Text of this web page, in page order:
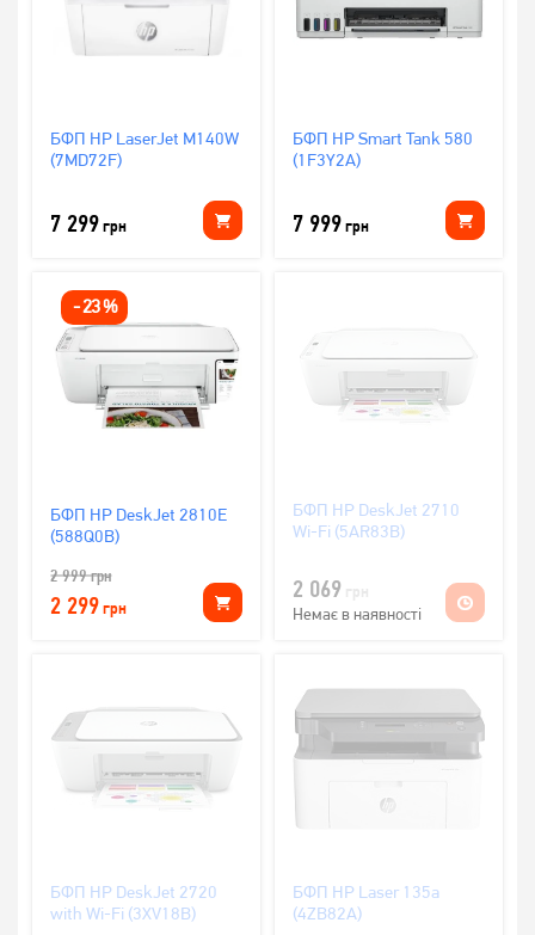
БФП HP LaserJet M140W
(7MD72F)
7 299грн
БФП HP Smart Tank 580
(1F3Y2A)
7 999грн
-23%
БФП HP DeskJet 2810E
(588Q0B)
2 999грн
2 299грн
БФП HP DeskJet 2710
Wi-Fi (5AR83B)
2 069
Немає в наявності
БФП HP DeskJet 2720
with Wi-Fi (3XV18B)
БФП HP Laser 135a
(4ZB82A)